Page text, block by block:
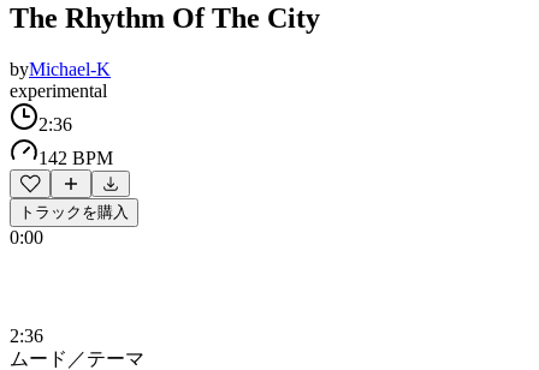
The Rhythm Of The City
byMichael-K
experimental
2:36
142 BPM
トラックを購入
0:00
2:36
ムード／テーマ